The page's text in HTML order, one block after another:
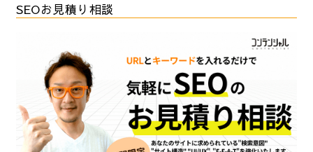
SEOお見積り相談